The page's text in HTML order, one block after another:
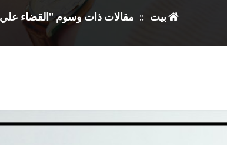
بيت :: مقالات ذات وسوم "القضاء